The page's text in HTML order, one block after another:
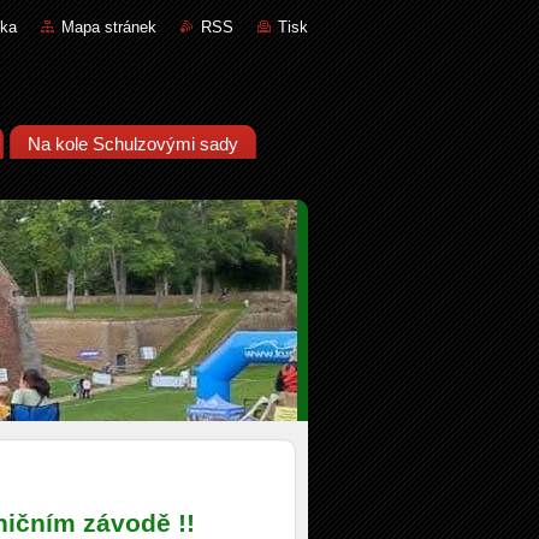
Mapa stránek RSS Tisk
Na kole Schulzovými sady
závodě !!